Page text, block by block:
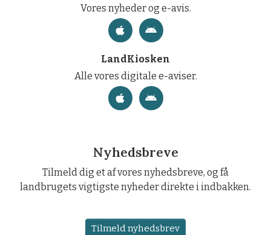
Vores nyheder og e-avis.
LandKiosken
Alle vores digitale e-aviser.
Nyhedsbreve
Tilmeld dig et af vores nyhedsbreve, og få
landbrugets vigtigste nyheder direkte i indbakken.
Tilmeld nyhedsbrev